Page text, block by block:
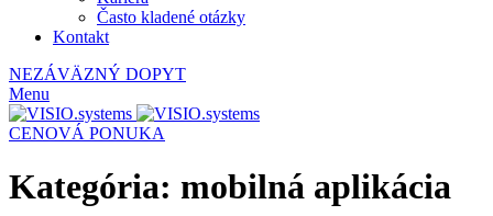
Často kladené otázky
Kontakt
NEZÁVÄZNÝ DOPYT
Menu
CENOVÁ PONUKA
Kategória: mobilná aplikácia